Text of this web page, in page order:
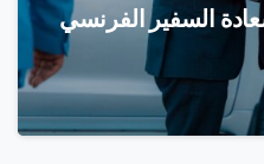
السفير الفرنسي